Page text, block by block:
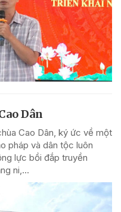
Dân
Cao Dân, ký ức về một
pháp và dân tộc luôn
lực bồi đắp truyền
ni,...